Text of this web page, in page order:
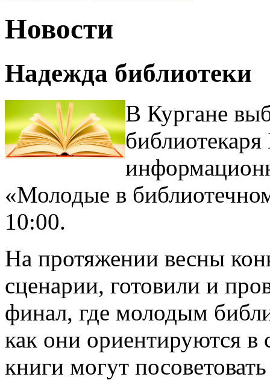
Новости
Надежда библиотеки
В Кургане
«Молодые в
10:00.
На протяжении весны
сценарии, готовили и
финал, где молодым
как они ориентируются в
книги могут